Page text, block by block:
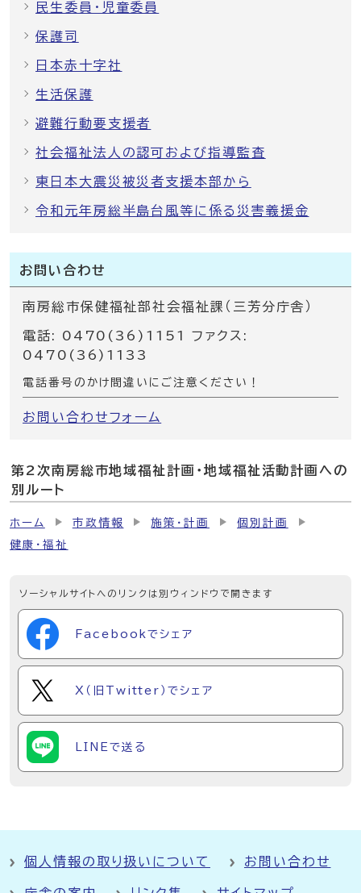
民生委員・児童委員
保護司
日本赤十字社
生活保護
避難行動要支援者
社会福祉法人の認可および指導監査
東日本大震災被災者支援本部から
令和元年房総半島台風等に係る災害義援金
お問い合わせ
南房総市保健福祉部社会福祉課（三芳分庁舎）
電話: 0470(36)1151 ファクス:
0470(36)1133
電話番号のかけ間違いにご注意ください！
お問い合わせフォーム
第2次南房総市地域福祉計画・地域福祉活動計画への
別ルート
ホーム 市政情報 施策・計画
個別計画
健康・福祉
ソーシャルサイトへのリンクは別ウィンドウで開きます
Facebookでシェア
X（旧Twitter）でシェア
LINEで送る
個人情報の取り扱いについて お問い合わせ